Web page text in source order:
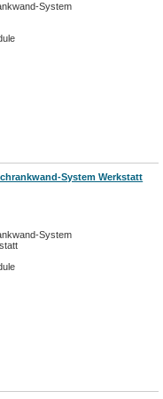
System
System Werkstatt
System